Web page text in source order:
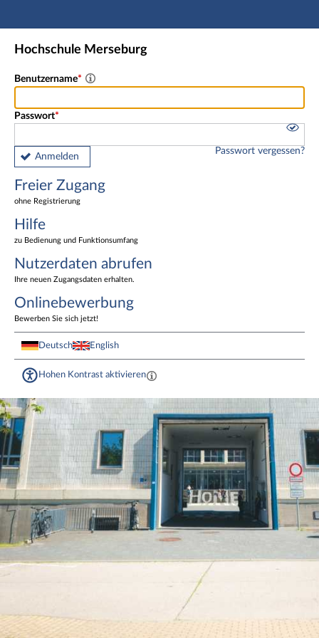
Hauptnavigation
Freier Zugang
Nutzerdaten abrufen
Fußzeile
Hochschule Merseburg
Benutzername
Passwort
Anmelden
Passwort vergessen?
Freier Zugang
ohne Registrierung
Hilfe
zu Bedienung und Funktionsumfang
Nutzerdaten abrufen
Ihre neuen Zugangsdaten erhalten.
Onlinebewerbung
Bewerben Sie sich jetzt!
Deutsch English
Hohen Kontrast aktivieren